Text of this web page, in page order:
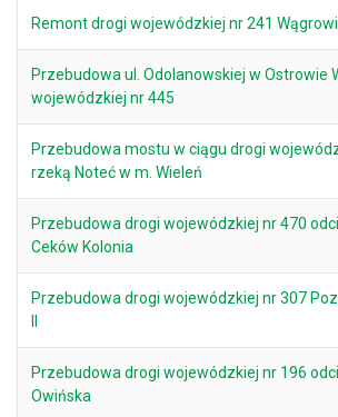
Remont drogi wojewódzkiej nr 241
Przebudowa ul. Odolanowskiej w Ostrowie
wojewódzkiej nr 445
Przebudowa mostu w ciągu drogi
rzeką Noteć w m. Wieleń
Przebudowa drogi wojewódzkiej nr 470
Ceków Kolonia
Przebudowa drogi wojewódzkiej nr 307
Przebudowa drogi wojewódzkiej nr 196
Owińska